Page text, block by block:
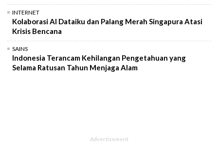
INTERNET
Kolaborasi AI Dataiku dan Palang Merah Singapura Atasi
Krisis Bencana
SAINS
Indonesia Terancam Kehilangan Pengetahuan yang
Selama Ratusan Tahun Menjaga Alam